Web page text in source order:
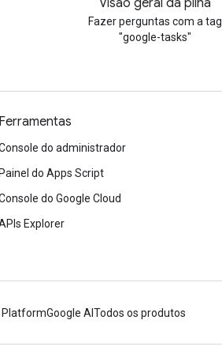
Visão geral da pilha
Fazer perguntas com a tag
"google-tasks"
Ferramentas
do administrador
Painel do Apps Script
do Google Cloud
Explorer
PlatformGoogle AI Todos os produtos